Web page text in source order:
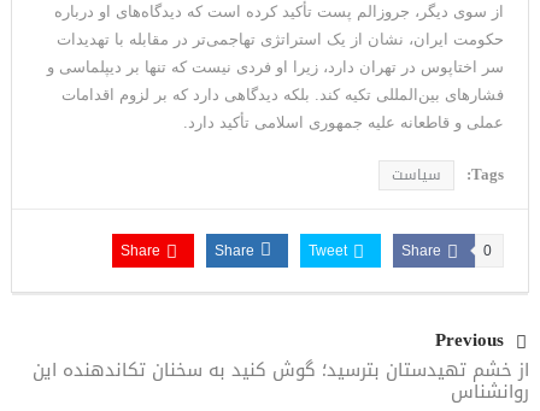
از سوی دیگر، جروزالم پست تأکید کرده است که دیدگاه‌های او درباره‌
حکومت ایران، نشان از یک استراتژی تهاجمی‌تر در مقابله با تهدیدات
سر اختاپوس در تهران دارد، زیرا او فردی نیست که تنها بر دیپلماسی و
فشارهای بین‌المللی تکیه کند. بلکه دیدگاهی دارد که بر لزوم اقدامات
عملی و قاطعانه علیه جمهوری اسلامی تأکید دارد.
Tags: سیاست
Share 0
Tweet
Share
Share
Previous
از خشم تهیدستان بترسید؛ گوش کنید به سخنان تکاندهنده این
روانشناس